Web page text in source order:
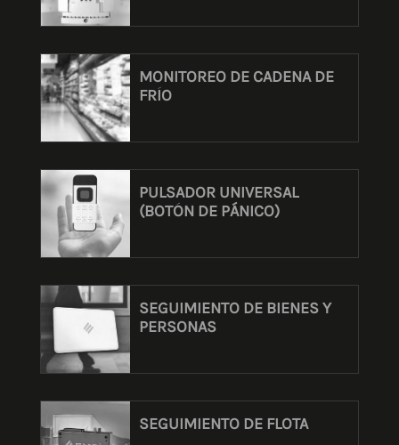
MONITOREO DE CADENA DE
FRÍO
PULSADOR UNIVERSAL
(BOTÓN DE PÁNICO)
SEGUIMIENTO DE BIENES Y
PERSONAS
SEGUIMIENTO DE FLOTA